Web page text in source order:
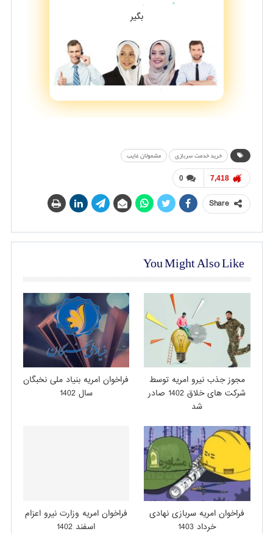
بگیر
خرید خدمت سربازی مشمولان غایب
0 7,418
Share
You Might Also Like
مجوز جذب نیرو امریه توسط
شرکت های خلاق 1402 صادر
شد
فراخوان امریه بنیاد ملی نخبگان
سال 1402
فراخوان امریه سربازی نهادی
خرداد 1403
فراخوان امریه وزارت نیرو اعزام
اسفند 1402